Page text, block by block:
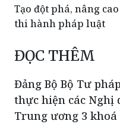
Tạo đột phá, nâng
thi hành pháp luật
ĐỌC THÊM
Đảng Bộ Bộ Tư
thực hiện các Nghị
Trung ương 3 khoá